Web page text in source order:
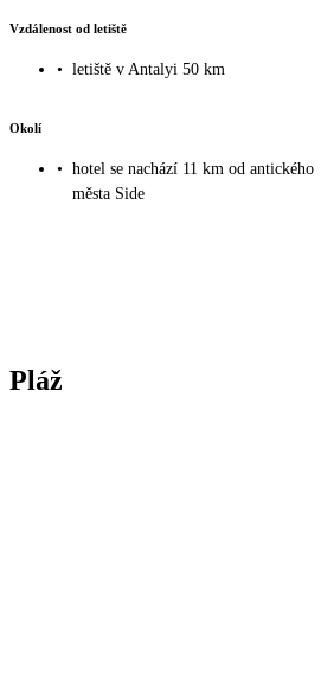
Vzdálenost od letiště
• letiště v Antalyi 50 km
Okolí
• hotel se nachází 11 km od antického
města Side
Pláž